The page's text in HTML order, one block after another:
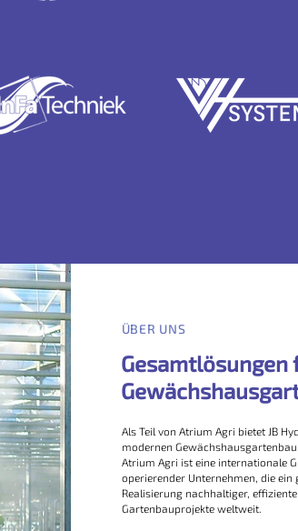
ÜBER UNS
Gesamtlösungen
Als Teil von Atrium Agri bietet JB
modernen
Atrium Agri ist eine internationale
operierender Unternehmen, die ein
Realisierung nachhaltiger,
Gartenbauprojekte weltweit.